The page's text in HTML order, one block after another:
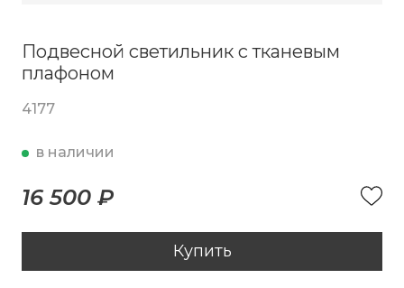
Подвесной светильник с тканевым
плафоном
4177
в наличии
16 500 ₽
Купить